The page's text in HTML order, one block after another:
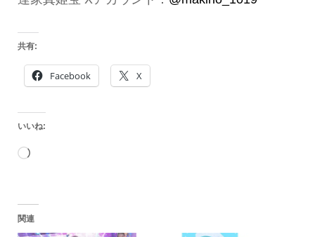
共有:
Facebook X
いいね:
読
込
関連